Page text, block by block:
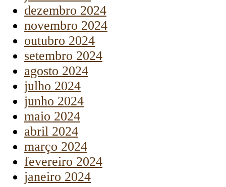
dezembro 2024
novembro 2024
outubro 2024
setembro 2024
agosto 2024
julho 2024
junho 2024
maio 2024
abril 2024
março 2024
fevereiro 2024
janeiro 2024